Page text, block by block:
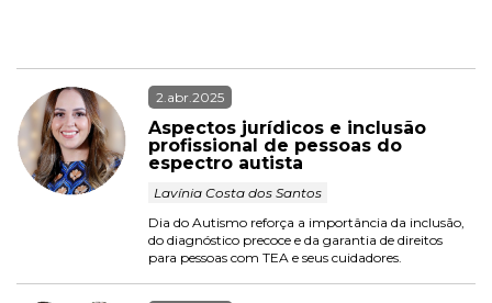
2.abr.2025
Aspectos jurídicos e inclusão
profissional de pessoas do
espectro autista
Lavínia Costa dos Santos
Dia do Autismo reforça a importância da inclusão,
do diagnóstico precoce e da garantia de direitos
para pessoas com TEA e seus cuidadores.